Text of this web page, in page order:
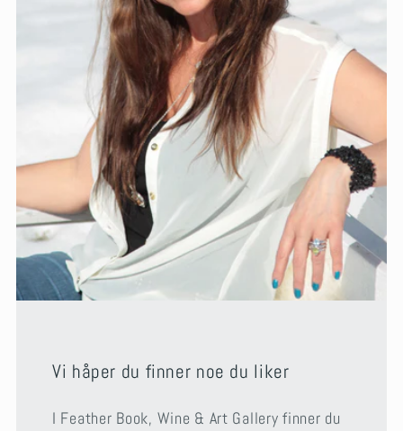
Vi håper du finner noe du liker
I Feather Book, Wine & Art Gallery finner du